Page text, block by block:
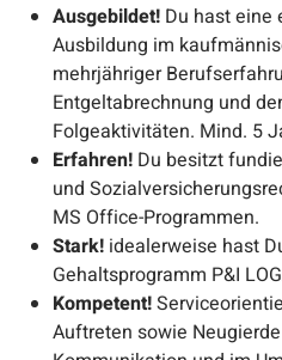
Ausgebildet! Du hast eine
Ausbildung im
mehrjähriger
Entgeltabrechnung und
Folgeaktivitäten. Mind. 5
Erfahren! Du besitzt
und
MS Office-Programmen.
Stark! idealerweise hast
Gehaltsprogramm P&I
Kompetent!
Auftreten sowie